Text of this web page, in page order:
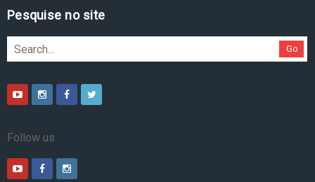
Pesquise no site
Go
Follow us